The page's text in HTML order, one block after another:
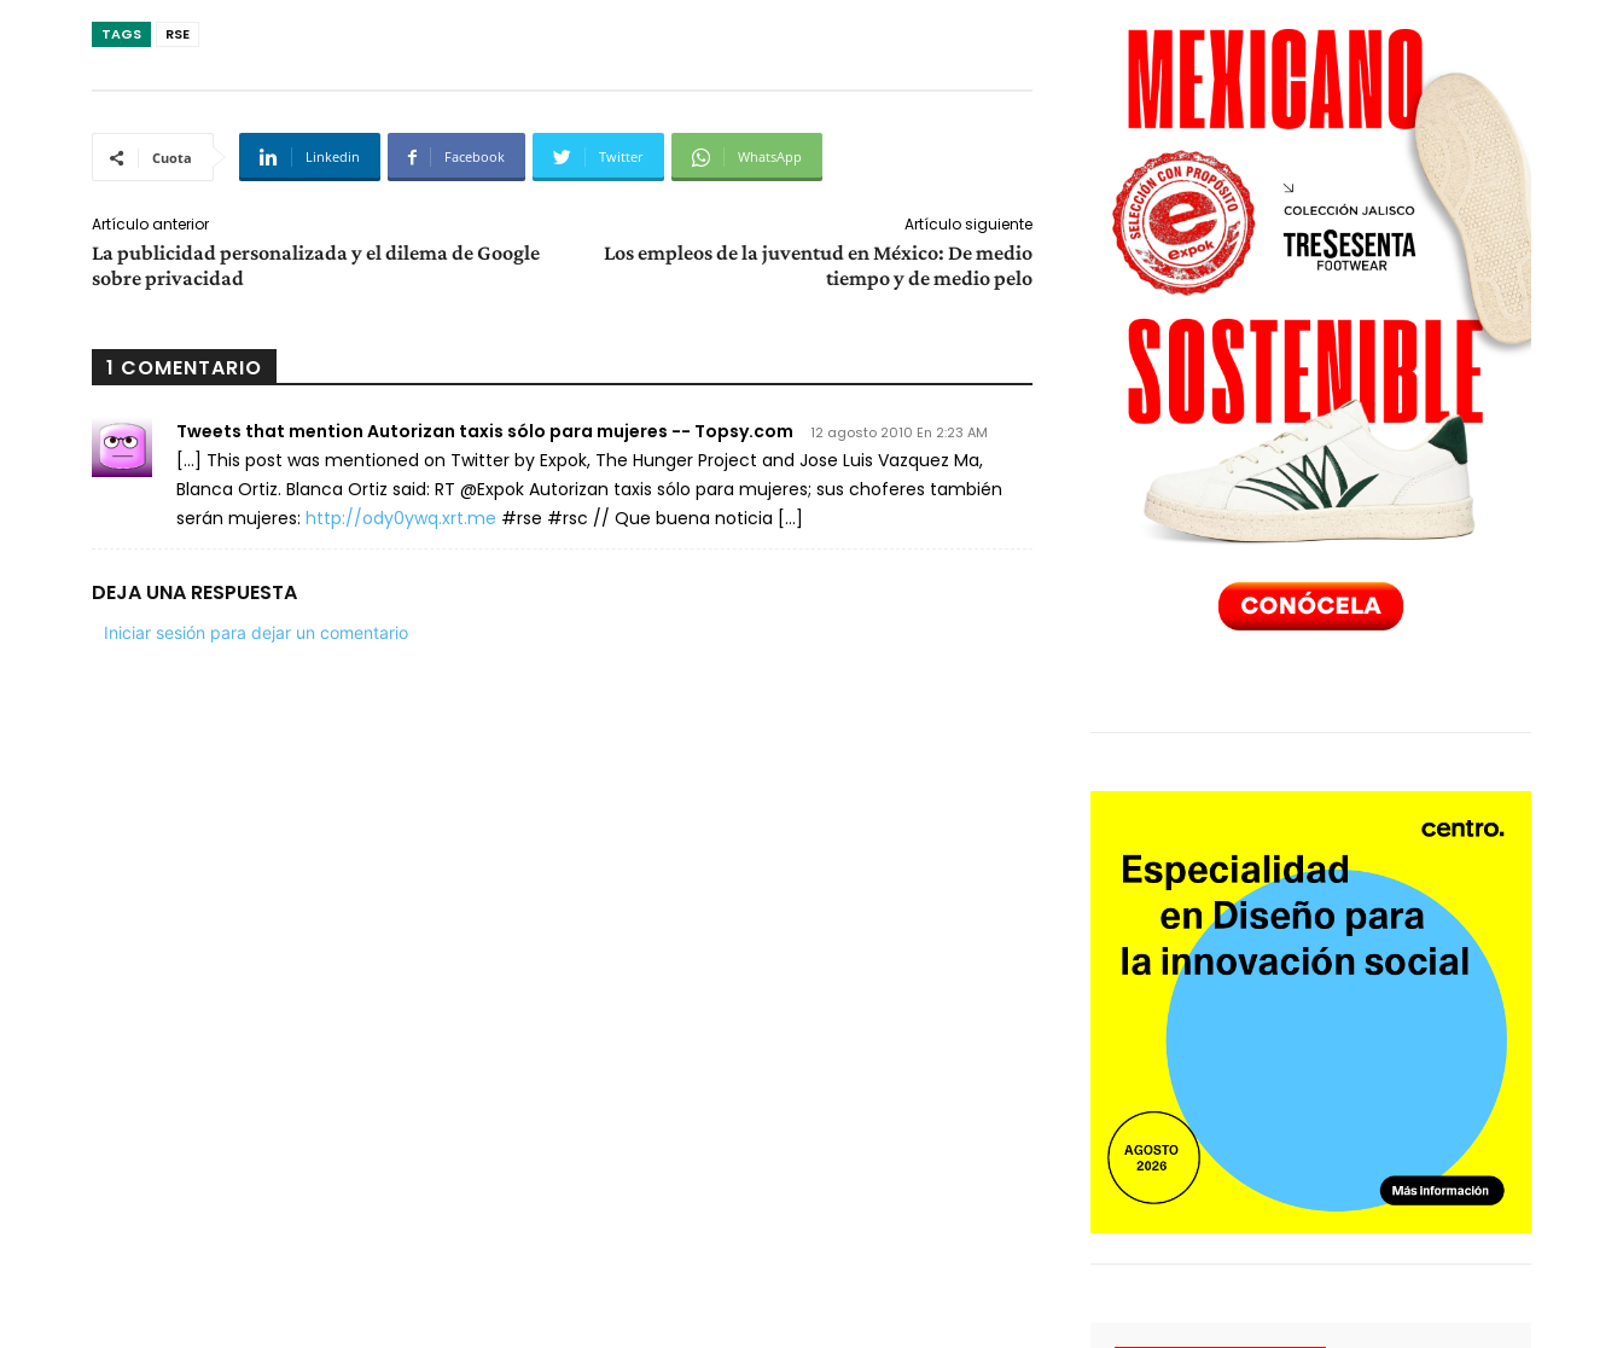
TAGS RSE
Cuota Linkedin Facebook Twitter WhatsApp
Artículo anterior
La publicidad personalizada y el dilema de Google
sobre privacidad
Artículo siguiente
Los empleos de la juventud en México: De medio
tiempo y de medio pelo
1 COMENTARIO
Tweets that mention Autorizan taxis sólo para mujeres -- Topsy.com 12 agosto 2010 En 2:23 AM
[…] This post was mentioned on Twitter by Expok, The Hunger Project and Jose Luis Vazquez Ma,
Blanca Ortiz. Blanca Ortiz said: RT @Expok Autorizan taxis sólo para mujeres; sus choferes también
serán mujeres: http://ody0ywq.xrt.me #rse #rsc // Que buena noticia […]
DEJA UNA RESPUESTA
Iniciar sesión para dejar un comentario